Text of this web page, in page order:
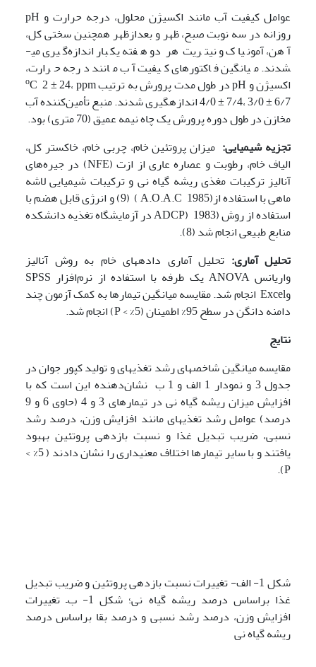
عوامل کیفیت آب مانند اکسیژن محلول، درجه حرارت و pH
روزانه در سه نوبت صبح، ظهر و بعدازظهر همچنین سختی کل،
آهن، آمونیاک و نیتریت هر دو هفته یکبار اندازه‌گیری می­
شدند. میانگین فاکتور­های کیفیت آب مانند درجه حرارت،
اکسیژن و pH در طول مدت پرورش به ترتیب
oC 2 ± 24، ppm
4/0 ± 7/4، 3/0 ± 6/7 اندازه­گیری شدند. منبع تأمین‌کننده آب
مخازن در طول دوره پرورش یک چاه نیمه عمیق (70 متری) بود.
تجزیه شیمیایی: میزان پروتئین خام، چربی خام، خاکستر کل،
الیاف خام، رطوبت و عصاره عاری از ازت (NFE) در جیره‌های
آنالیز ترکیبات مغذی ریشه گیاه نی و ترکیبات شیمیایی لاشه
ماهی با استفاده از(A.O.A.C 1985 ) (9) و انرژی قابل هضم با
استفاده از روش (1983 (ADCP در آزمایشگاه تغذیه دانشکده
منابع طبیعی انجام شد (8).
تحلیل آماری: تحلیل آماری داده­های خام به روش آنالیز
واریانس ANOVA یک طرفه با استفاده از نرم‌افزار SPSS
وExcel انجام شد. مقایسه میانگین تیمار­ها به کمک آزمون چند
دامنه دانگن در سطح 95% اطمینان (5% > P) انجام شد.
نتایج
مقایسه میانگین شاخص­های رشد تغذیه­ای و تولید کپور جوان در
جدول 3 و نمودار 1 الف و 1 ب نشان‌دهنده این است که با
افزایش میزان ریشه گیاه نی در تیمارهای 3 و 4 (حاوی 6 و 9
درصد) عوامل رشد تغذیه­ای مانند افزایش وزن، درصد رشد
نسبی، ضریب تبدیل غذا و نسبت بازدهی پروتئین بهبود
یافتند و با سایر تیمارها اختلاف معنی­داری را نشان دادند ( 5% >
P).
شکل 1- الف- تغییرات نسبت بازدهی پروتئین و ضریب تبدیل
غذا براساس درصد ریشه گیاه نی؛ شکل 1- ب– تغییرات
افزایش وزن، درصد رشد نسبی و درصد بقا براساس درصد
ریشه گیاه نی